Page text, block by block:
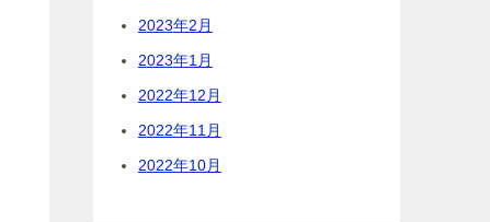
2023年2月
2023年1月
2022年12月
2022年11月
2022年10月